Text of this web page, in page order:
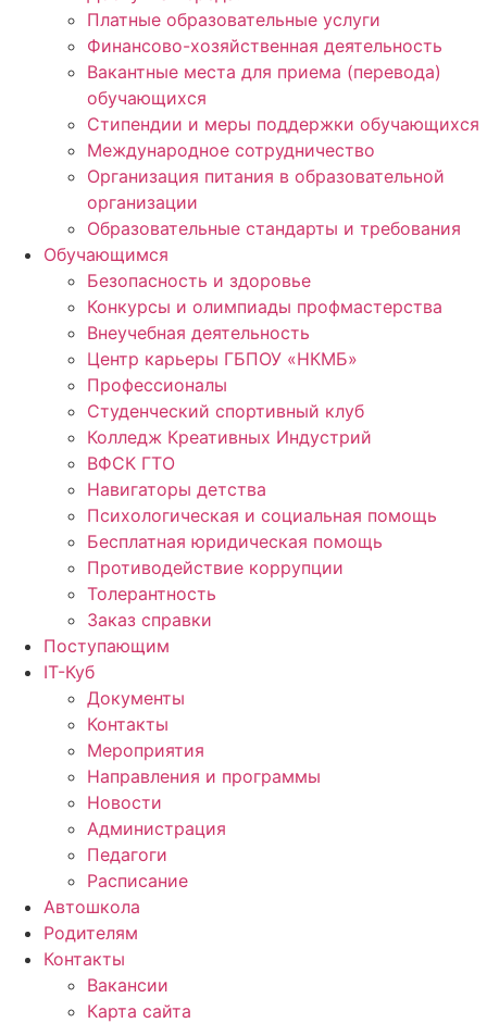
Платные образовательные услуги
Финансово-хозяйственная деятельность
Вакантные места для приема (перевода)
обучающихся
Стипендии и меры поддержки обучающихся
Международное сотрудничество
Организация питания в образовательной
организации
Образовательные стандарты и требования
Обучающимся
Безопасность и здоровье
Конкурсы и олимпиады профмастерства
Внеучебная деятельность
Центр карьеры ГБПОУ «НКМБ»
Профессионалы
Студенческий спортивный клуб
Колледж Креативных Индустрий
ВФСК ГТО
Навигаторы детства
Психологическая и социальная помощь
Бесплатная юридическая помощь
Противодействие коррупции
Толерантность
Заказ справки
Поступающим
IT-Куб
Документы
Контакты
Мероприятия
Направления и программы
Новости
Администрация
Педагоги
Расписание
Автошкола
Родителям
Контакты
Вакансии
Карта сайта